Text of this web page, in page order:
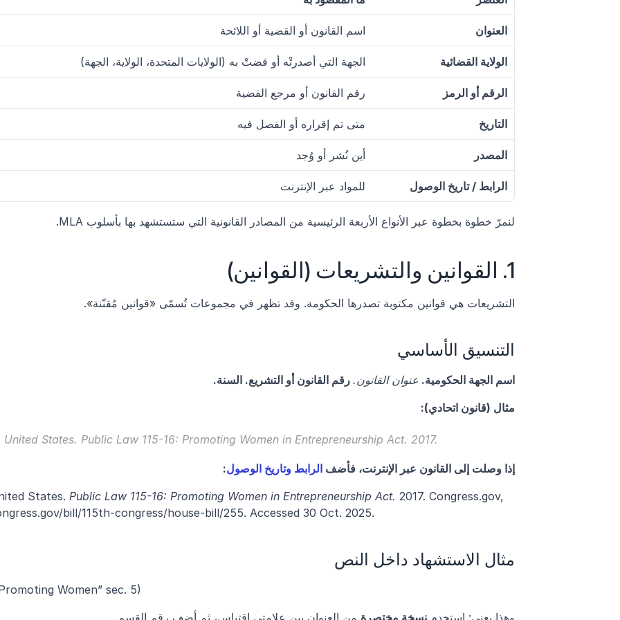
العنوان اسم القانون أو القضية أو اللائحة
الولاية القضائية الجهة التي أصدرتْه أو قضتْ به (الولايات المتحدة، الولاية، الجهة)
الرقم أو الرمز رقم القانون أو مرجع القضية
التاريخ متى تم إقراره أو الفصل فيه
المصدر أين نُشر أو وُجد
الرابط / تاريخ الوصول للمواد عبر الإنترنت
لنمرّ خطوة بخطوة عبر الأنواع الأربعة الرئيسية من المصادر القانونية التي ستستشهد بها بأسلوب MLA.
1. القوانين والتشريعات (القوانين)
التشريعات هي قوانين مكتوبة تصدرها الحكومة. وقد تظهر في مجموعات تُسمّى «قوانين مُقنّنة».
التنسيق الأساسي
اسم الجهة الحكومية. عنوان القانون. رقم القانون أو التشريع. السنة.
مثال (قانون اتحادي):
United States. Public Law 115-16: Promoting Women in Entrepreneurship Act. 2017.
إذا وصلت إلى القانون عبر الإنترنت، فأضف الرابط وتاريخ الوصول:
States. Public Law 115-16: Promoting Women in Entrepreneurship Act. 2017. Congress.gov,
bill/115th-congress/house-bill/255. Accessed 30 Oct. 2025.
مثال الاستشهاد داخل النص
Women” sec. 5)
وهذا يعني: استخدم نسخة مختصرة من العنوان بين علامتي اقتباس، ثم أضف رقم القسم.